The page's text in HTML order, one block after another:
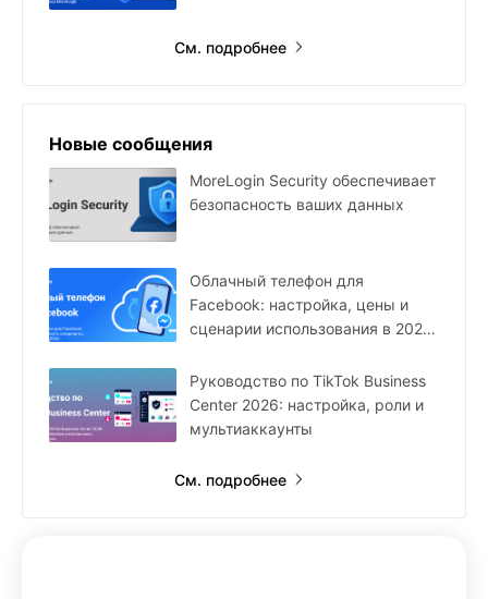
См. подробнее
Новые сообщения
MoreLogin Security обеспечивает
безопасность ваших данных
Облачный телефон для
Facebook: настройка, цены и
сценарии использования в 2026
Руководство по TikTok Business
Center 2026: настройка, роли и
мультиаккаунты
См. подробнее